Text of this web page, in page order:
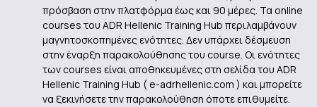
πρόσβαση στην πλατφόρμα έως και 90 μέρες. Τα οnline
courses του ADR Hellenic Training Hub περιλαμβάνουν
μαγνητοσκοπημένες ενότητες. Δεν υπάρχει δέσμευση
στην έναρξη παρακολούθησης του course. Οι ενότητες
των courses είναι αποθηκευμένες στη σελίδα του ADR
Hellenic Training Hub ( e-adrhellenic.com ) και μπορείτε
να ξεκινήσετε την παρακολούθηση όποτε επιθυμείτε.